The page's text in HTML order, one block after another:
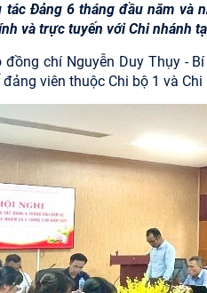
tác Đảng 6 tháng đầu năm
và trực tuyến với Chi nhánh
chí Nguyễn Duy Thụy -
viên thuộc Chi bộ 1 và